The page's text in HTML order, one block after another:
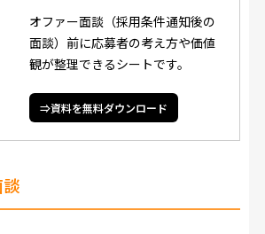
オファー面談（採用条件通知後の
面談）前に応募者の考え方や価値
観が整理できるシートです。
⇒資料を無料ダウンロード